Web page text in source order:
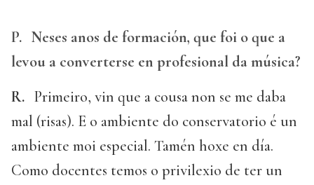
P. Neses anos de formación, que foi o que a
levou a converterse en profesional da música?
R. Primeiro, vin que a cousa non se me daba
mal (risas). E o ambiente do conservatorio é un
ambiente moi especial. Tamén hoxe en día.
Como docentes temos o privilexio de ter un